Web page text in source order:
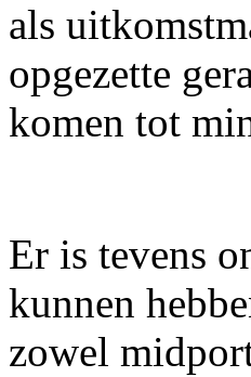
als
opgezette
komen tot
Er is tevens
kunnen
zowel